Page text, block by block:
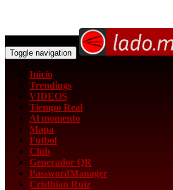
Toggle navigation
Inicio
Trendings
VIDEOS
Tiempo Real
Al momento
Mapa
Futbol
Club
Generador QR
PasswordManager
Cristhian Ruiz